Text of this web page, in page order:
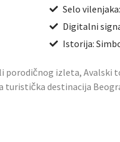
Selo
Digitalni
Istorija:
porodičnog izleta, Avalski
destinacija